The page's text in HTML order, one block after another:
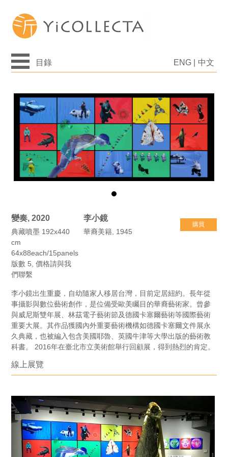
目錄 ENG 中文
變奏, 2020
典藏噴墨 192x440
cm
64x88each/15panels
版數 5, 價格請與我
們聯繫
李小鏡
華裔美籍, 1945
購買
李小鏡出生重慶，自幼隨家人移居台灣，目前定居紐約。長年從
事攝影與數位藝術創作，是位備受歐美矚目的華裔藝術家。曾參
與威尼斯雙年展、林茲電子藝術節及德國卡塞爾藝術等國際藝術
重要大展。其作品獲國內外重要藝術機構如德國卡塞爾文件展永
久典藏，也被編入包含美國耶魯、英國牛津等大學出版的藝術教
科書。 2016年在臺北市立美術館舉行回顧展，得到熱烈的肯定。
線上展覽